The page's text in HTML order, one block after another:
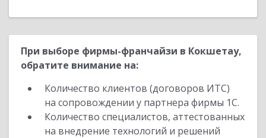
При выборе фирмы-франчайзи в Кокшетау,
обратите внимание на:
Количество клиентов (договоров ИТС)
на сопровождении у партнера фирмы 1С.
Количество специалистов, аттестованных
на внедрение технологий и решений